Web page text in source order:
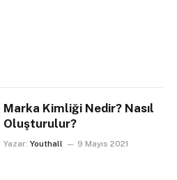
Marka Kimliği Nedir? Nasıl
Oluşturulur?
Yazar: Youthall 9 Mayıs 2021